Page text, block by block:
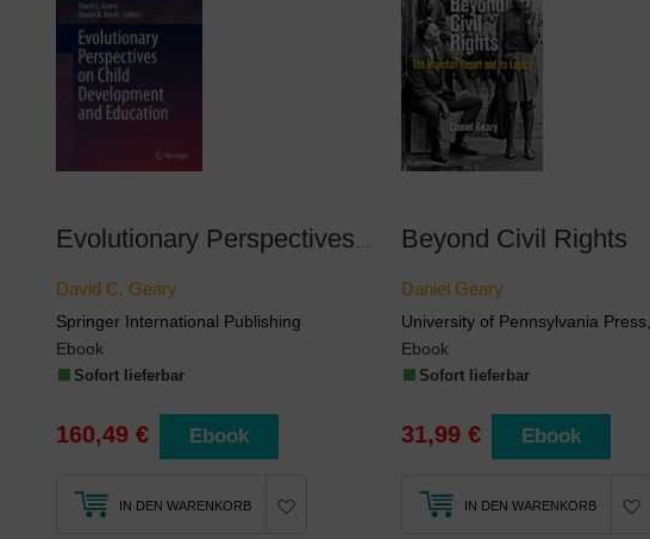
David C. Geary
Springer International Publishing
Ebook
Sofort lieferbar
160,49 € Ebook
IN DEN WARENKORB
Beyond Civil Rights
Daniel Geary
University of Pennsylvania
Ebook
Sofort lieferbar
31,99 € Ebook
IN DEN WARENKORB